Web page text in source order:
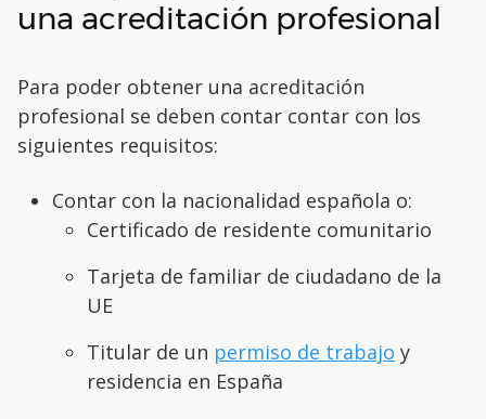
una acreditación profesional
Para poder obtener una acreditación
profesional se deben contar contar con los
siguientes requisitos:
Contar con la nacionalidad española o:
Certificado de residente comunitario
Tarjeta de familiar de ciudadano de la
UE
Titular de un permiso de trabajo y
residencia en España